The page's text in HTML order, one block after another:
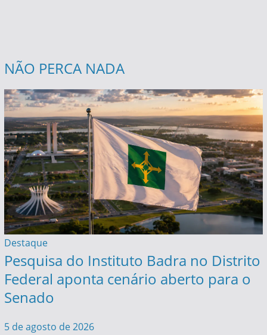
NÃO PERCA NADA
Destaque
Pesquisa do Instituto Badra no Distrito
Federal aponta cenário aberto para o
Senado
5 de agosto de 2026